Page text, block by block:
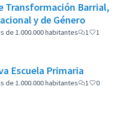
Transformación Barrial,
y de Género
de 1.000.000 habitantes 1 1
Escuela Primaria
de 1.000.000 habitantes 1 0